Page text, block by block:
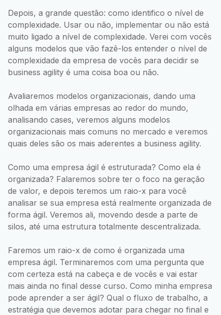
Depois, a grande questão: como identifico o nível de
complexidade. Usar ou não, implementar ou não está
muito ligado a nível de complexidade. Verei com vocês
alguns modelos que vão fazê-los entender o nível de
complexidade da empresa de vocês para decidir se
business agility é uma coisa boa ou não.
Avaliaremos modelos organizacionais, dando uma
olhada em várias empresas ao redor do mundo,
analisando cases, veremos alguns modelos
organizacionais mais comuns no mercado e veremos
quais deles são os mais aderentes a business agility.
Como uma empresa ágil é estruturada? Como ela é
organizada? Falaremos sobre ter o foco na geração
de valor, e depois teremos um raio-x para você
analisar se sua empresa está realmente organizada de
forma ágil. Veremos ali, movendo desde a parte de
silos, até uma estrutura totalmente descentralizada.
Faremos um raio-x de como é organizada uma
empresa ágil. Terminaremos com uma pergunta que
com certeza está na cabeça e de vocês e vai estar
mais ainda no final desse curso. Como minha empresa
pode aprender a ser ágil? Qual o fluxo de trabalho, a
estratégia que devemos adotar para chegar no final e